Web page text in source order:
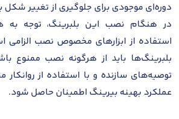
دوره‌ای موجودی برای جلوگیری از تغییر
در هنگام نصب این بلبرینگ، توجه به
استفاده از ابزارهای مخصوص نصب
بلبرینگ‌ها باید از هرگونه نصب ممنوع
توصیه‌های سازنده و با استفاده از
عملکرد بهینه بیرینگ اطمینان حاصل شود.